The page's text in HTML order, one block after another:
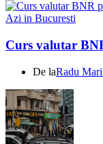
Azi in Bucuresti
Curs valutar
De laRadu